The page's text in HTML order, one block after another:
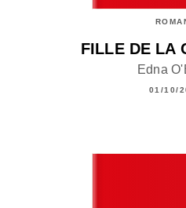
FILLE DE LA
Edna
01/10/